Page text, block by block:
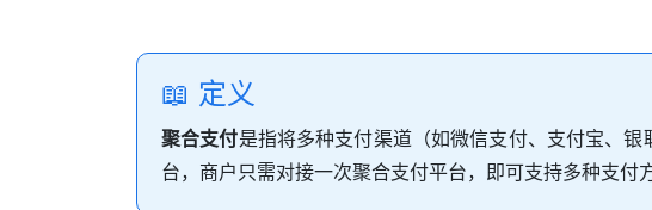
📖 定义
聚合支付是指将多种支付渠道（如微信支付、支付宝、
台，商户只需对接一次聚合支付平台，即可支持多种支付